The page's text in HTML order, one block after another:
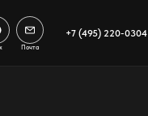
+7 (495) 220-0304
Почта